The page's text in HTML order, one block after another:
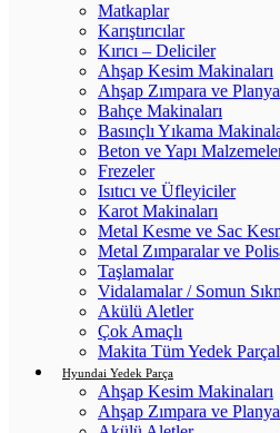
Matkaplar
Karıştırıcılar
Kırıcı – Deliciler
Ahşap Kesim Makinaları
Ahşap Zımpara ve
Bahçe Makinaları
Basınçlı Yıkama
Beton ve Yapı
Frezeler
Isıtıcı ve Üfleyiciler
Karot Makinaları
Metal Kesme ve Sac
Metal Zımparalar ve
Taşlamalar
Vidalamalar / Somun
Akülü Aletler
Çok Amaçlı
Makita Tüm Yedek
Hyundai Yedek Parça
Ahşap Kesim Makinaları
Ahşap Zımpara ve